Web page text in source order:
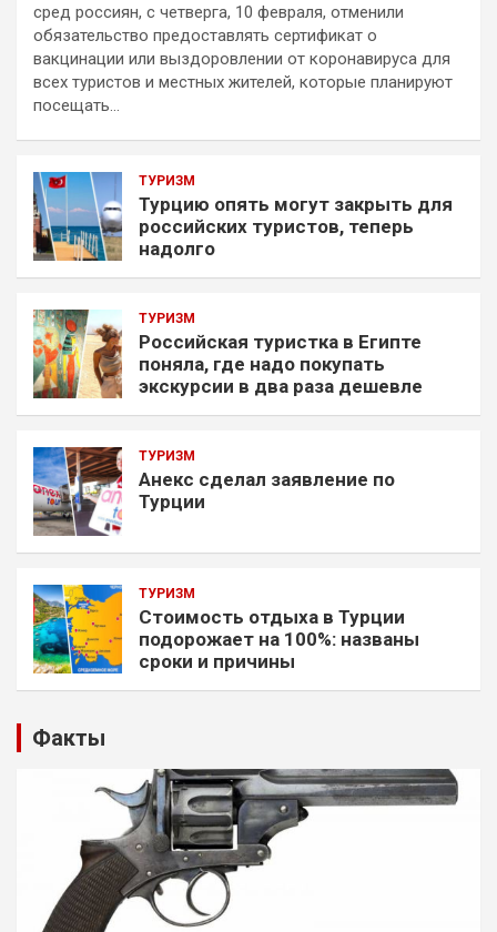
сред россиян, с четверга, 10 февраля, отменили
обязательство предоставлять сертификат о
вакцинации или выздоровлении от коронавируса для
всех туристов и местных жителей, которые планируют
посещать…
ТУРИЗМ
Турцию опять могут закрыть для
российских туристов, теперь
надолго
ТУРИЗМ
Российская туристка в Египте
поняла, где надо покупать
экскурсии в два раза дешевле
ТУРИЗМ
Анекс сделал заявление по
Турции
ТУРИЗМ
Стоимость отдыха в Турции
подорожает на 100%: названы
сроки и причины
Факты